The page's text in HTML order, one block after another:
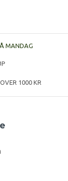
MANDAG
1000 KR